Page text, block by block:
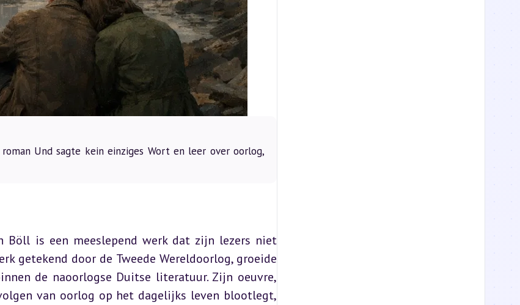
Und sagte kein einziges Wort en leer over oorlog,
Böll is een meeslepend werk dat zijn lezers niet
getekend door de Tweede Wereldoorlog, groeide
de naoorlogse Duitse literatuur. Zijn oeuvre,
van oorlog op het dagelijks leven blootlegt,